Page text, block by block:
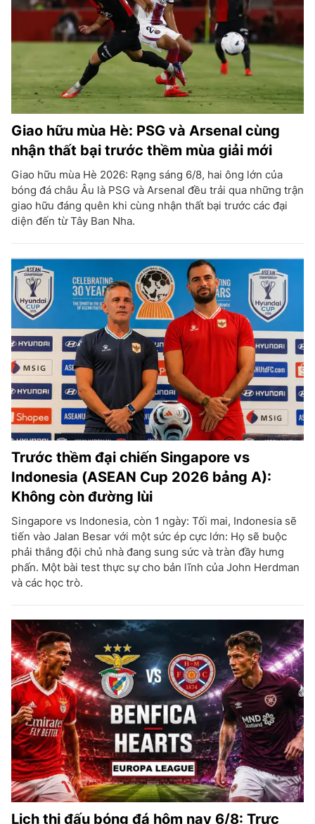
Giao hữu mùa Hè: PSG và Arsenal cùng
nhận thất bại trước thềm mùa giải mới
Giao hữu mùa Hè 2026: Rạng sáng 6/8, hai ông lớn của
bóng đá châu Âu là PSG và Arsenal đều trải qua những trận
giao hữu đáng quên khi cùng nhận thất bại trước các đại
diện đến từ Tây Ban Nha.
Trước thềm đại chiến Singapore vs
Indonesia (ASEAN Cup 2026 bảng A):
Không còn đường lùi
Singapore vs Indonesia, còn 1 ngày: Tối mai, Indonesia sẽ
tiến vào Jalan Besar với một sức ép cực lớn: Họ sẽ buộc
phải thắng đội chủ nhà đang sung sức và tràn đầy hưng
phấn. Một bài test thực sự cho bản lĩnh của John Herdman
và các học trò.
Lịch thi đấu bóng đá hôm nay 6/8: Trực